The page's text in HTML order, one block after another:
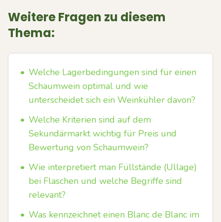
Weitere Fragen zu diesem
Thema:
• Welche Lagerbedingungen sind für einen
Schaumwein optimal und wie
unterscheidet sich ein Weinkühler davon?
• Welche Kriterien sind auf dem
Sekundärmarkt wichtig für Preis und
Bewertung von Schaumwein?
• Wie interpretiert man Füllstände (Ullage)
bei Flaschen und welche Begriffe sind
relevant?
• Was kennzeichnet einen Blanc de Blanc im